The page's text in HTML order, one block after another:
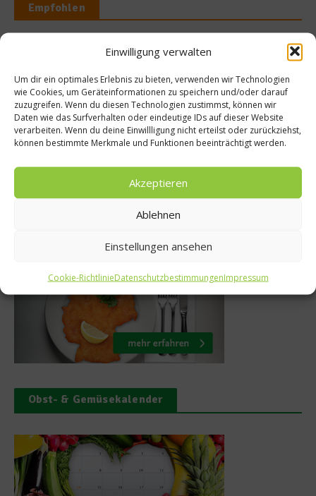
Einwilligung verwalten
Um dir ein optimales Erlebnis zu bieten, verwenden wir Technologien
wie Cookies, um Geräteinformationen zu speichern und/oder darauf
zuzugreifen. Wenn du diesen Technologien zustimmst, können wir
Daten wie das Surfverhalten oder eindeutige IDs auf dieser Website
verarbeiten. Wenn du deine Einwillligung nicht erteilst oder zurückziehst,
können bestimmte Merkmale und Funktionen beeinträchtigt werden.
Akzeptieren
Ablehnen
Einstellungen ansehen
Cookie-RichtlinieDatenschutzbestimmungenImpressum
Empfohlen
& Bio
Salz
im Jahr
Andreas
Interview:
das
23. April
Obst- & Gemüsekalender